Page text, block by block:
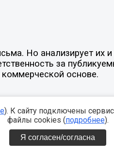
Но анализирует
за
основе.
). К сайту подключены
файлы cookies (подробнее).
Я согласен/согласна